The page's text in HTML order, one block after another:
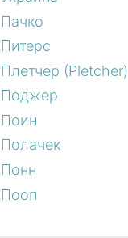
Пачко
Питерс
Плетчер (Pletcher)
Поджер
Поин
Полачек
Понн
Пооп